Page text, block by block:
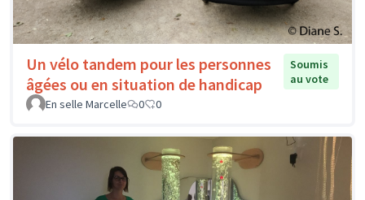
Un vélo tandem pour les personnes
âgées ou en situation de handicap
Soumis
au vote
En selle Marcelle
0 0